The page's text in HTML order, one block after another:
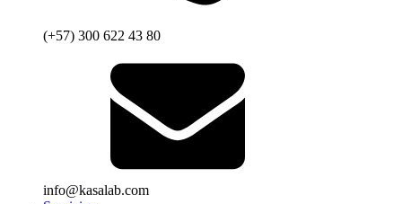
(+57) 300 622 43 80
info@kasalab.com